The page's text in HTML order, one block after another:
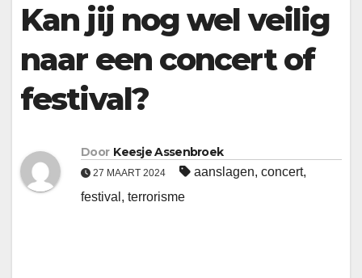
Kan jij nog wel veilig
naar een concert of
festival?
Door Keesje Assenbroek
27 MAART 2024 aanslagen, concert,
festival , terrorisme